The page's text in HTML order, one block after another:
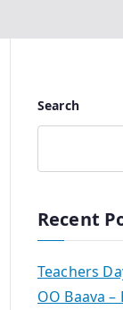
Search
Recent
Teachers
OO Baava